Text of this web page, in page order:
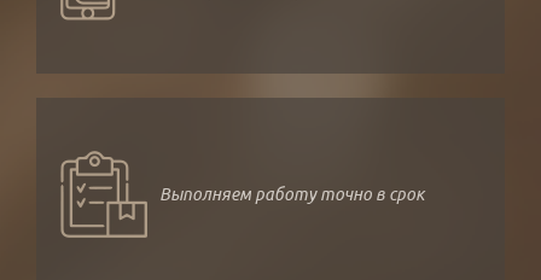
Выполняем работу точно в срок